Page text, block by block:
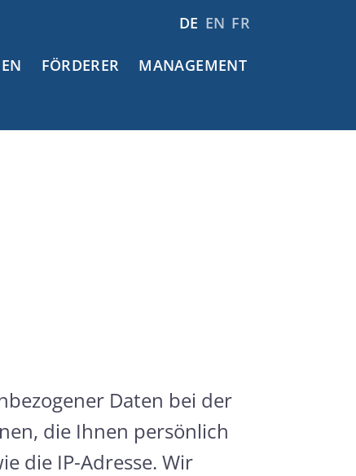
FÖRDERER MANAGEMENT
DE EN FR
Daten bei der
die Ihnen persönlich
die IP-Adresse. Wir